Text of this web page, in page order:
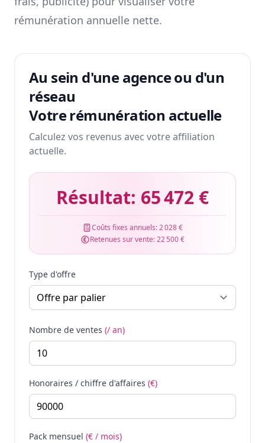
rémunération annuelle nette.
Au sein d'une agence ou d'un
réseau
Votre rémunération actuelle
Calculez vos revenus avec votre affiliation
actuelle.
Résultat: 65 472 €
Coûts fixes annuels:2 028 €
Retenues sur vente:22 500 €
Type d'offre
Nombre de ventes (/ an)
Honoraires / chiffre d'affaires (€)
Pack mensuel (€ / mois)